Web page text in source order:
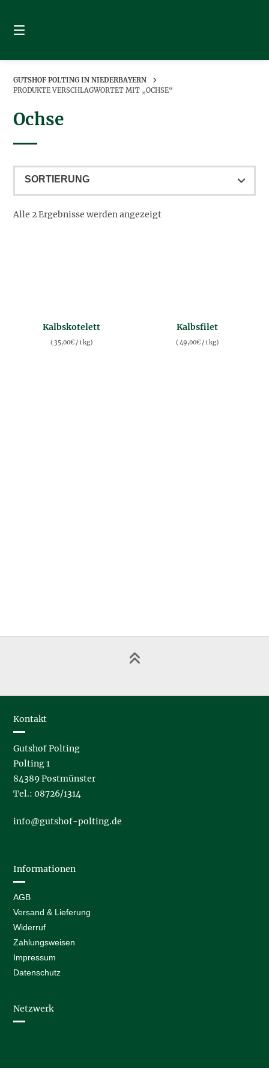
Inhalt
GUTSHOF POLTING IN NIEDERBAYERN
PRODUKTE VERSCHLAGWORTET MIT „OCHSE“
Ochse
Alle 2 Ergebnisse werden angezeigt
Kalbskotelett
(35,00€ / 1 kg)
Kalbsfilet
(49,00€ / 1 kg)
Kontakt
Gutshof Polting
Polting 1
84389 Postmünster
Tel.: 08726/1314
info@gutshof-polting.de
Informationen
AGB
Versand & Lieferung
Widerruf
Zahlungsweisen
Impressum
Datenschutz
Netzwerk